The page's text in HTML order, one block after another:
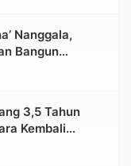
Nanggala,
Bangun
3,5 Tahun
Kembali